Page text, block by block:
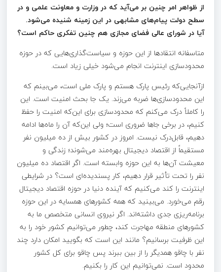
از ظواهر امر چنین بر می‌آید که در وزارت و معاونت علمی و در
سطح دولت پیام‌های مشابهی در این زمینه شنیده می‌شود.
آیا در شورای عالی فضای مجازی هم چنین تفکری حاکم است؟
متاسفانه انتقادها از این حوزه و سیاست‌گذاری‌هایی که در حوزه
محدودسازی اینترنت انجام می‌شود خیلی زیاد است.
ازآنجایی‌که رئیس پارک هستم و پارک ملی است، می‌بینم که
این محدودسازی‌ها ضربه می‌زند. یک جا بحث امنیت است. این
را کاملاً درک می‌کنم که محدودسازی برای این‌که امنیت را حفظ
کنیم، در برخی جاها ضروری است؛ ولی این‌که آن را ماه‌­ها ادامه
دهیم، قابل‌درک نیست. امروز در کشور بیش از ده میلیون نفر
مستقیماً از اقتصاد دیجیتال بهره‌مند می‌شوند؛ زندگی و
معیشت آن‌ها به این حوزه وابسته است. اگر اقتصاد ده میلیون
نفر را تحت تأثیر قرار دهیم، کار پسندیده‌ای است؟ در شرایطی
اینترنت را کند می‌کنیم که آینده دنیا در حوزه اقتصاد دیجیتال
رقم می‌خورد. می‌بینید که همه کشورهای همسایه در این حوزه
برنامه‌ریزی جدی داشته‌اند. اگر نیروی انسانی متخصص ما به
کشورهای منطقه مهاجرت کند، چطور می‌توانیم کشور خود را به
این ظرفیت برسانیم؟ مانند این است که بگویید امکان دارد چند
نفر با چاقو همدیگر را از بین ببرند پس چاقو برای کل کشور
محدود است. نمی‌توانیم این کار را بکنیم.